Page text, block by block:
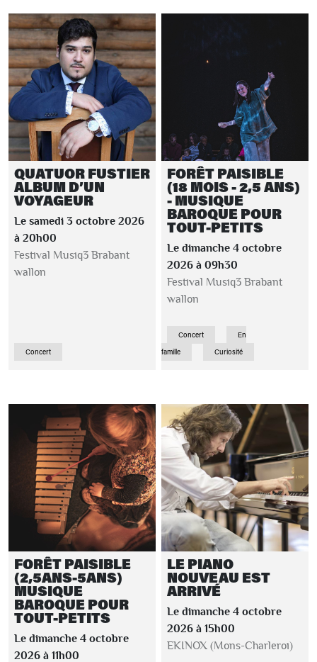
QUATUOR FUSTIER
ALBUM D’UN
VOYAGEUR
Le samedi 3 octobre 2026
à 20h00
Festival Musiq3 Brabant
wallon
Concert
FORÊT PAISIBLE
(18 MOIS - 2,5 ANS)
- MUSIQUE
BAROQUE POUR
TOUT-PETITS
Le dimanche 4 octobre
2026 à 09h30
Festival Musiq3 Brabant
wallon
Concert
En
famille
Curiosité
FORÊT PAISIBLE
(2,5ANS-5ANS)
MUSIQUE
BAROQUE POUR
TOUT-PETITS
Le dimanche 4 octobre
2026 à 11h00
LE PIANO
NOUVEAU EST
ARRIVÉ
Le dimanche 4 octobre
2026 à 15h00
EKINOX (Mons-Charleroi)